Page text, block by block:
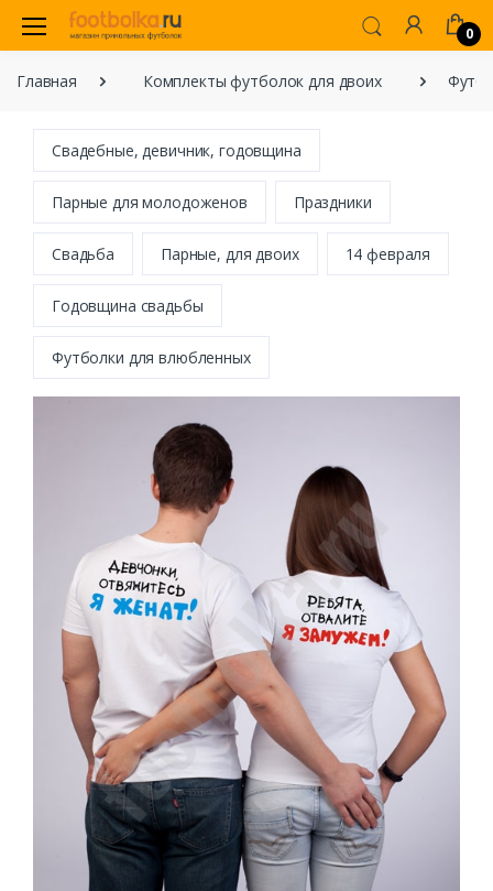
0
Главная Комплекты футболок для двоих
Свадебные, девичник, годовщина
Парные для молодоженов Праздники
Свадьба Парные, для двоих 14 февраля
Годовщина свадьбы
Футболки для влюбленных